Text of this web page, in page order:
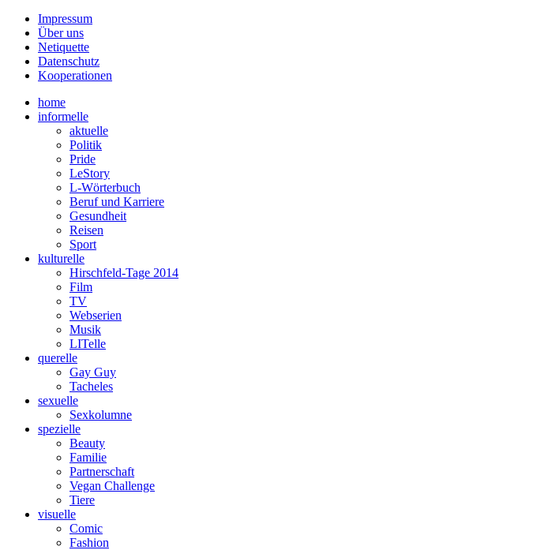
Impressum
Über uns
Netiquette
Datenschutz
Kooperationen
home
informelle
aktuelle
Politik
Pride
LeStory
L-Wörterbuch
Beruf und Karriere
Gesundheit
Reisen
Sport
kulturelle
Hirschfeld-Tage 2014
Film
TV
Webserien
Musik
LITelle
querelle
Gay Guy
Tacheles
sexuelle
Sexkolumne
spezielle
Beauty
Familie
Partnerschaft
Vegan Challenge
Tiere
visuelle
Comic
Fashion